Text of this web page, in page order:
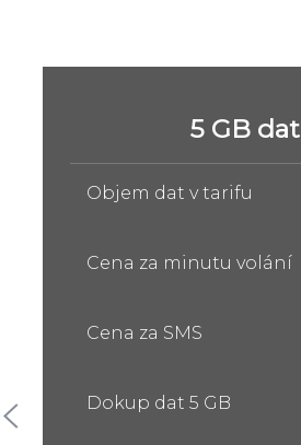
5 GB dat
Objem dat v tarifu
Cena za minutu volání
Cena za SMS
Dokup dat 5 GB